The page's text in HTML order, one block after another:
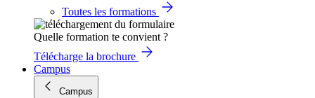
Toutes les formations
Quelle formation te convient ?
Télécharge la brochure
Campus
Campus